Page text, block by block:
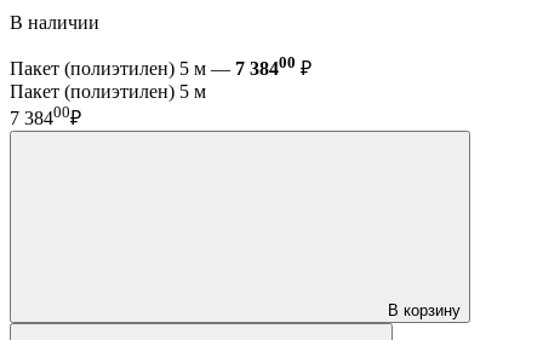
В наличии
Пакет (полиэтилен) 5 м — 7 38400 ₽
Пакет (полиэтилен) 5 м
7 38400₽
В корзину